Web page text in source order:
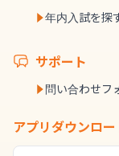
年内入試を探
サポート
問い合わせフ
アプリダウンロー